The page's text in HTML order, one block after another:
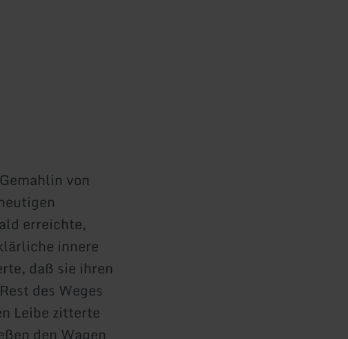
von
erreichte,
innere
daß sie ihren
des Weges
Leibe zitterte